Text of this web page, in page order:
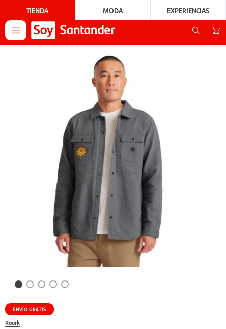
TIENDA MODA EXPERIENCIAS

ENVÍO GRATIS
Roark